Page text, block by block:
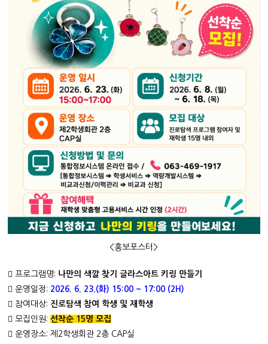
<홍보포스터>
󰏅 프로그램명: 나만의 색깔 찾기 글라스아트 키링 만들기
󰏅 운영일정: 2026. 6. 23.(화) 15:00 ~ 17:00 (2H)
󰏅 참여대상: 진로탐색 참여 학생 및 재학생
󰏅 모집인원:선착순 15명 모집
󰏅 운영장소: 제2학생회관 2층 CAP실